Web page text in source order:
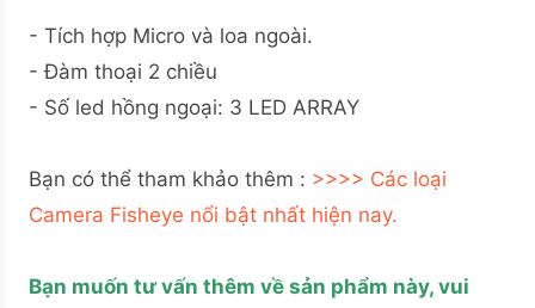
- Tích hợp Micro và loa ngoài.
- Đàm thoại 2 chiều
- Số led hồng ngoại: 3 LED ARRAY
Bạn có thể tham khảo thêm : >>>> Các loại
Camera Fisheye nổi bật nhất hiện nay.
Bạn muốn tư vấn thêm về sản phẩm này, vui